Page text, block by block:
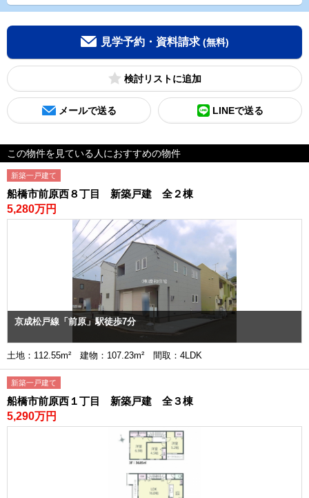
見学予約・資料請求 (無料)
検討リスト
メールで送る LINEで送る
この物件を見ている人におすすめの物件
新築一戸建て
船橋市前原西８丁目 新築戸建 全２棟
5,280万円
京成松戸線「前原」駅徒歩7分
土地：112.55m² 建物：107.23m² 間取：4LDK
新築一戸建て
船橋市前原西１丁目 新築戸建 全３棟
5,290万円